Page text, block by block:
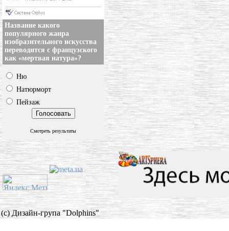
Название какого
популярного жанра
изобразительного искусства
переводится с французского
как «мертвая натура»?
Ню
Натюрморт
Пейзаж
Смотреть результаты
(c) Дизайн-група "Dolphins"